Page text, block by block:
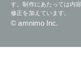
す。制作にあたっては内
修正を加えています。
© amnimo Inc.